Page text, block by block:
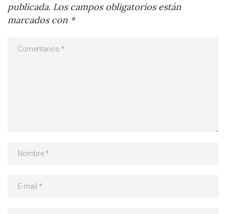
publicada. Los campos obligatorios están
marcados con *